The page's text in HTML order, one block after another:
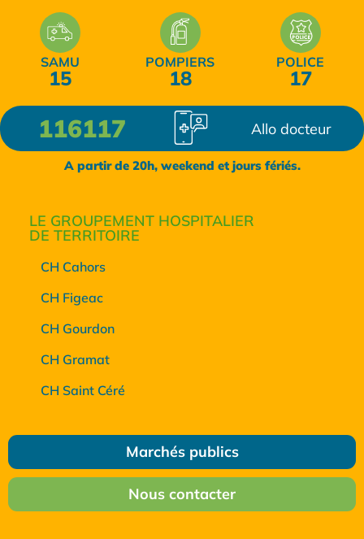
SAMU
15
POMPIERS
18
POLICE
17
116117 Allo docteur
A partir de 20h, weekend et jours fériés.
LE GROUPEMENT HOSPITALIER
DE TERRITOIRE
CH Cahors
CH Figeac
CH Gourdon
CH Gramat
CH Saint Céré
Marchés publics
Nous contacter